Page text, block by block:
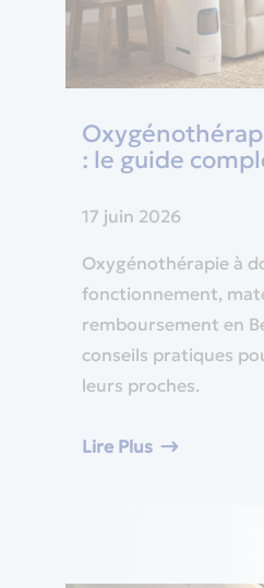
: le guide
17 juin 2026
Oxygénothérapie à
fonctionnement,
remboursement en
conseils pratiques
leurs proches.
Lire Plus